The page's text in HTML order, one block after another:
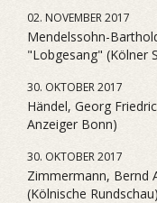
02. NOVEMBER 2017
Mendelssohn-
"Lobgesang" (Kölner
30. OKTOBER 2017
Händel, Georg
Anzeiger Bonn)
30. OKTOBER 2017
Zimmermann, Bernd
(Kölnische Rundschau)